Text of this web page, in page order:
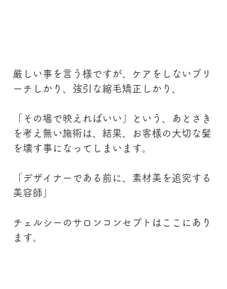
厳しい事を言う様ですが、ケアをしないブリ
ーチしかり、強引な縮毛矯正しかり、
「その場で映えればいい」という、あとさき
を考え無い施術は、結果、お客様の大切な髪
を壊す事になってしまいます。
「デザイナーである前に、素材美を追究する
美容師」
チェルシーのサロンコンセプトはここにあり
ます。